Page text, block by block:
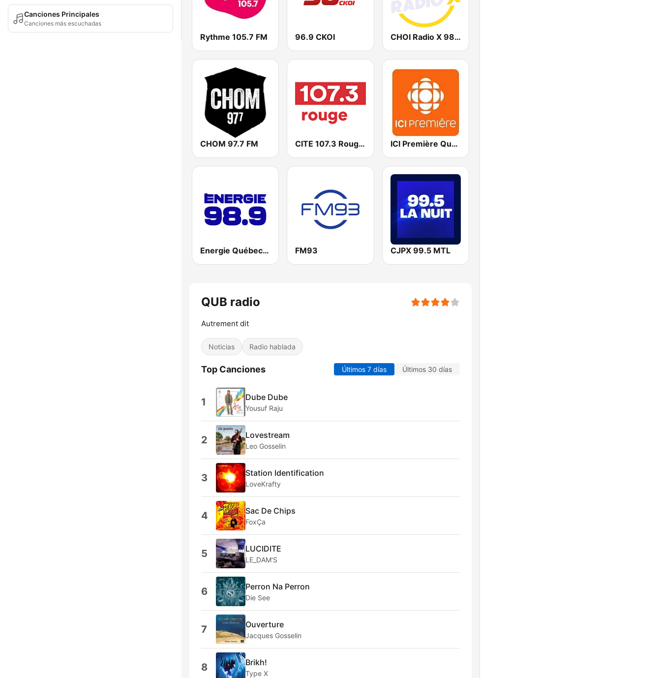
Canciones Principales
Canciones más escuchadas
Rythme 105.7 FM 96.9 CKOI CHOI Radio X 98.1 FM
CHOM 97.7 FM CITE 107.3 Rouge FM ICI Première Québec
Energie Québec 98.9 FM FM93 CJPX 99.5 MTL
QUB radio
Autrement dit
Noticias Radio hablada
Top Canciones Últimos 7 días Últimos 30 días
1 Dube Dube
Yousuf Raju
2 Lovestream
Leo Gosselin
3 Station Identification
LoveKrafty
4 Sac De Chips
FoxÇa
5 LUCIDITE
LE_DAM'S
6 Perron Na Perron
Die See
7 Ouverture
Jacques Gosselin
8 Brikh!
Type X